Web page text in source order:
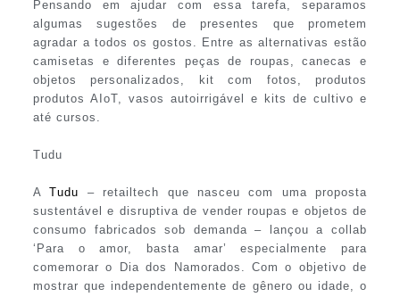
Pensando em ajudar com essa tarefa, separamos
algumas sugestões de presentes que prometem
agradar a todos os gostos. Entre as alternativas estão
camisetas e diferentes peças de roupas, canecas e
objetos personalizados, kit com fotos, produtos
produtos AIoT, vasos autoirrigável e kits de cultivo e
até cursos.
Tudu
ATudu – retailtech que nasceu com uma proposta
sustentável e disruptiva de vender roupas e objetos de
consumo fabricados sob demanda – lançou a collab
‘Para o amor, basta amar’ especialmente para
comemorar o Dia dos Namorados. Com o objetivo de
mostrar que independentemente de gênero ou idade, o